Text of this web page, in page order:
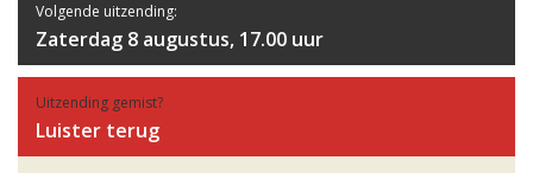
Volgende uitzending:
Zaterdag 8 augustus, 17.00 uur
Uitzending gemist?
Luister terug